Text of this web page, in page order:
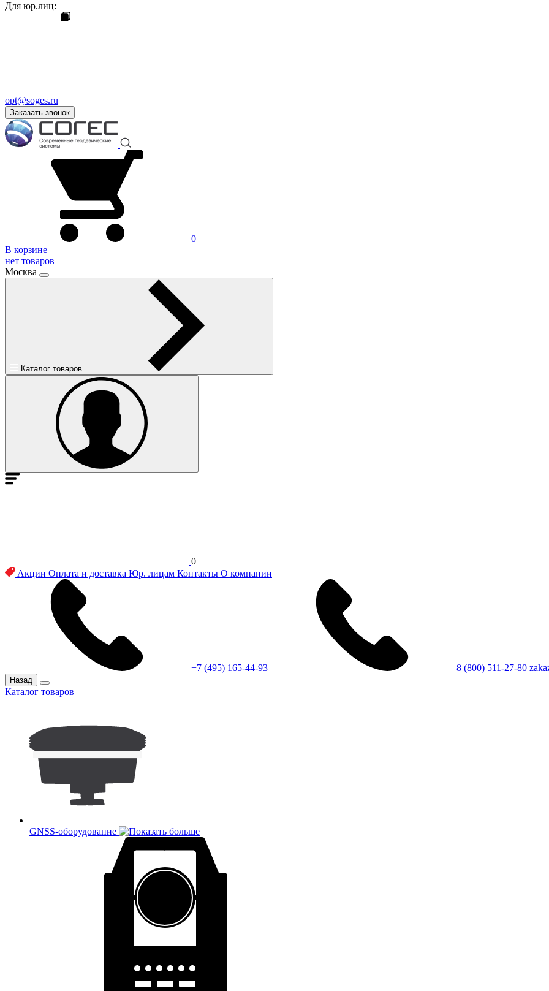
Для юр.лиц:
opt@soges.ru
Заказать звонок
0
В корзине
нет товаров
Москва
Каталог товаров
0
Акции Оплата и доставка Юр. лицам Контакты О компании
+7 (495) 165-44-93 8 (800) 511-27-80
Назад
Каталог товаров
GNSS-оборудование